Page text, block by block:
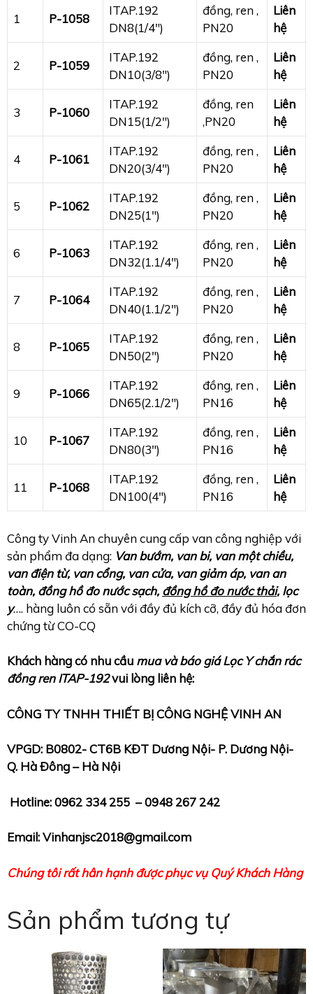
1 P-1058
ITAP.192
DN8(1/4″)
đồng, ren ,
PN20
Liên
hệ
2 P-1059
ITAP.192
DN10(3/8″)
đồng, ren ,
PN20
Liên
hệ
3 P-1060
ITAP.192
DN15(1/2″)
đồng, ren
,PN20
Liên
hệ
4 P-1061
ITAP.192
DN20(3/4″)
đồng, ren ,
PN20
Liên
hệ
5 P-1062
ITAP.192
DN25(1″)
đồng, ren ,
PN20
Liên
hệ
6 P-1063
ITAP.192
DN32(1.1/4″)
đồng, ren ,
PN20
Liên
hệ
7 P-1064
ITAP.192
DN40(1.1/2″)
đồng, ren ,
PN20
Liên
hệ
8 P-1065
ITAP.192
DN50(2″)
đồng, ren ,
PN20
Liên
hệ
9 P-1066
ITAP.192
DN65(2.1/2″)
đồng, ren ,
PN16
Liên
hệ
10 P-1067
ITAP.192
DN80(3″)
đồng, ren ,
PN16
Liên
hệ
11 P-1068
ITAP.192
DN100(4″)
đồng, ren ,
PN16
Liên
hệ
Công ty Vinh An chuyên cung cấp van công nghiệp với
sản phẩm đa dạng: Van bướm, van bi, van một chiều,
van điện từ, van cổng, van cửa, van giảm áp, van an
toàn, đồng hồ đo nước sạch, đồng hồ đo nước thải, lọc
y…. hàng luôn có sẵn với đầy đủ kích cỡ, đầy đủ hóa đơn
chứng từ CO-CQ
Khách hàng có nhu cầu mua và báo giá Lọc Y chắn rác
đồng ren ITAP-192vui lòng liên hệ:
CÔNG TY TNHH THIẾT BỊ CÔNG NGHỆ VINH AN
VPGD: B0802- CT6B KĐT Dương Nội- P. Dương Nội-
Q. Hà Đông – Hà Nội
Hotline: 0962 334 255 – 0948 267 242
Email: Vinhanjsc2018@gmail.com
Chúng tôi rất hân hạnh được phục vụ Quý Khách Hàng
Sản phẩm tương tự